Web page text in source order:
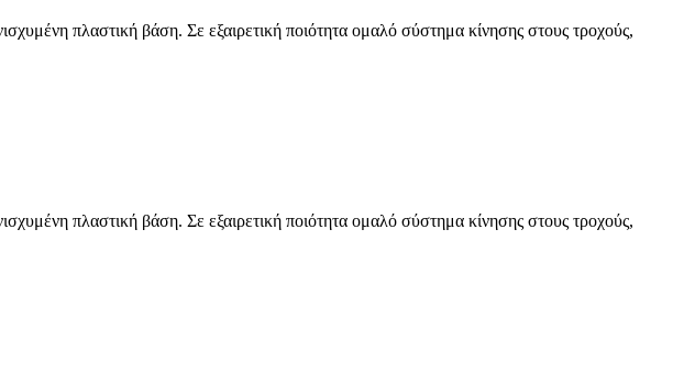
πλαστική βάση. Σε εξαιρετική ποιότητα ομαλό σύστημα κίνησης στους τροχούς,
πλαστική βάση. Σε εξαιρετική ποιότητα ομαλό σύστημα κίνησης στους τροχούς,